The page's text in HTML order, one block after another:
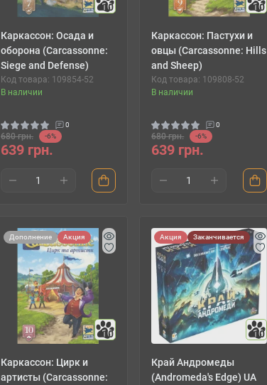
10
Каркассон: Осада и
оборона (Carcassonne:
Siege and Defense)
Код товара: 109854-52
В наличии
0
680 грн. -6%
639 грн.
10
Каркассон: Пастухи и
овцы (Carcassonne: Hills
and Sheep)
Код товара: 109808-52
В наличии
0
680 грн. -6%
639 грн.
Дополнение Акция
10
Каркассон: Цирк и
артисты (Carcassonne:
Акция Заканчивается
10
Край Андромеды
(Andromeda's Edge) UA